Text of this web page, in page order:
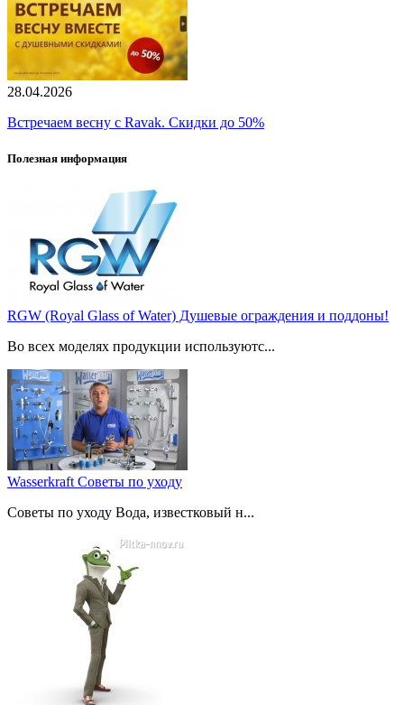
28.04.2026
Встречаем весну с Ravak. Скидки до 50%
Полезная информация
RGW (Royal Glass of Water) Душевые ограждения и поддоны!
Во всех моделях продукции используютс...
Wasserkraft Советы по уходу
Советы по уходу Вода, известковый н...